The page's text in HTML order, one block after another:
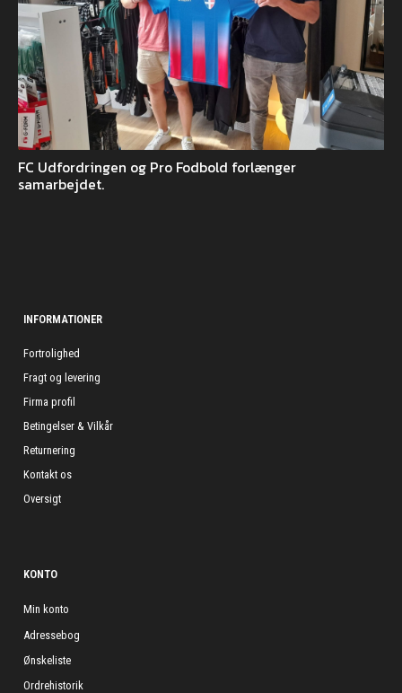
FC Udfordringen og Pro Fodbold forlænger
samarbejdet.
INFORMATIONER
Fortrolighed
Fragt og levering
Firma profil
Betingelser & Vilkår
Returnering
Kontakt os
Oversigt
KONTO
Min konto
Adressebog
Ønskeliste
Ordrehistorik